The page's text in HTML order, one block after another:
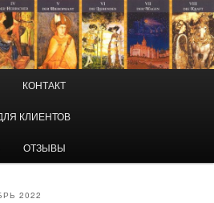
помощь
КОНТАКТ
КЛИЕНТОВ
ОТЗЫВЫ
2022